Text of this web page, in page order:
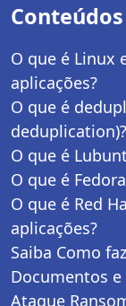
O que é Linux
aplicações?
O que é
deduplication)?
O que é
O que é
O que é Red
aplicações?
Saiba Como
Documentos
Ataque